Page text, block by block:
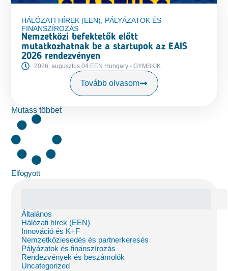
HÁLÓZATI HÍREK (EEN)
PÁLYÁZATOK ÉS
FINANSZÍROZÁS
Nemzetközi befektetők előtt
mutatkozhatnak be a startupok az EAIS
2026 rendezvényen
2026, augusztus 04.EEN Hungary - GYMSKIK
Tovább olvasom
Mutass többet
Elfogyott
Általános
Hálózati hírek (EEN)
Innováció és K+F
Nemzetköziesedés és partnerkeresés
Pályázatok és finanszírozás
Rendezvények és beszámolók
Uncategorized